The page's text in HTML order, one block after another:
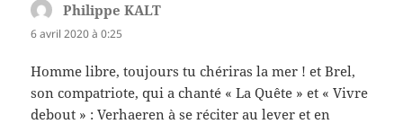
Philippe KALT
6 avril 2020 à 0:25
Homme libre, toujours tu chériras la mer ! et Brel,
son compatriote, qui a chanté « La Quête » et « Vivre
debout » : Verhaeren à se réciter au lever et en